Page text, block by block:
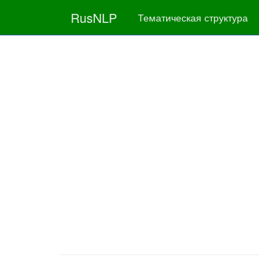
RusNLP Тематическая структура